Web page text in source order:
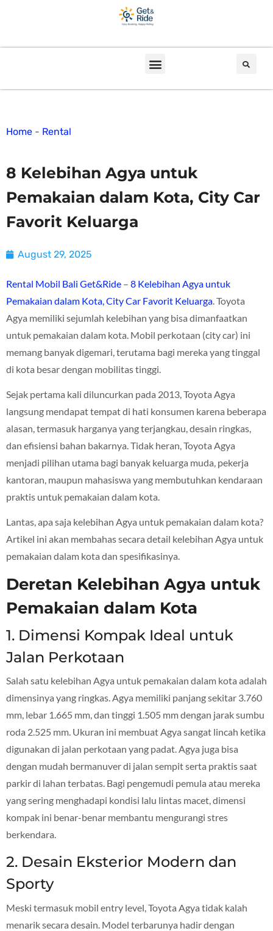
Home - Rental
8 Kelebihan Agya untuk
Pemakaian dalam Kota, City Car
Favorit Keluarga
August 29, 2025
Rental Mobil Bali Get&Ride – 8 Kelebihan Agya untuk
Pemakaian dalam Kota, City Car Favorit Keluarga. Toyota
Agya memiliki sejumlah kelebihan yang bisa dimanfaatkan
untuk pemakaian dalam kota. Mobil perkotaan (city car) ini
memang banyak digemari, terutama bagi mereka yang tinggal
di kota besar dengan mobilitas tinggi.
Sejak pertama kali diluncurkan pada 2013, Toyota Agya
langsung mendapat tempat di hati konsumen karena beberapa
alasan, termasuk harganya yang terjangkau, desain ringkas,
dan efisiensi bahan bakarnya. Tidak heran, Toyota Agya
menjadi pilihan utama bagi banyak keluarga muda, pekerja
kantoran, maupun mahasiswa yang membutuhkan kendaraan
praktis untuk pemakaian dalam kota.
Lantas, apa saja kelebihan Agya untuk pemakaian dalam kota?
Artikel ini akan membahas secara detail kelebihan Agya untuk
pemakaian dalam kota dan spesifikasinya.
Deretan Kelebihan Agya untuk
Pemakaian dalam Kota
1. Dimensi Kompak Ideal untuk
Jalan Perkotaan
Salah satu kelebihan Agya untuk pemakaian dalam kota adalah
dimensinya yang ringkas. Agya memiliki panjang sekitar 3.760
mm, lebar 1.665 mm, dan tinggi 1.505 mm dengan jarak sumbu
roda 2.525 mm. Ukuran ini membuat Agya sangat lincah ketika
digunakan di jalan perkotaan yang padat. Agya juga bisa
dengan mudah bermanuver di jalan sempit serta praktis saat
parkir di lahan terbatas. Bagi pengemudi pemula atau mereka
yang sering menghadapi kondisi lalu lintas macet, dimensi
kompak ini benar-benar membantu mengurangi stres
berkendara.
2. Desain Eksterior Modern dan
Sporty
Meski termasuk mobil entry level, Toyota Agya tidak kalah
menarik secara desain. Model terbarunya hadir dengan